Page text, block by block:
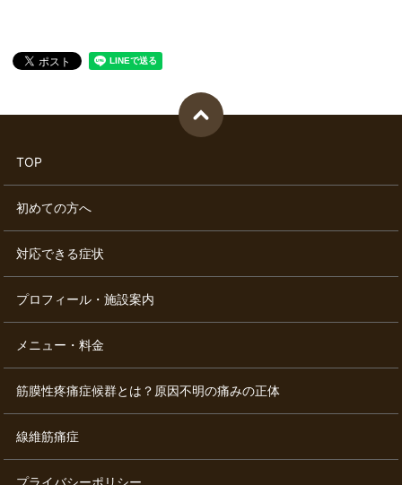
TOP
初めての方へ
対応できる症状
プロフィール・施設案内
メニュー・料金
筋膜性疼痛症候群とは？原因不明の痛みの正体
線維筋痛症
プライバシーポリシー